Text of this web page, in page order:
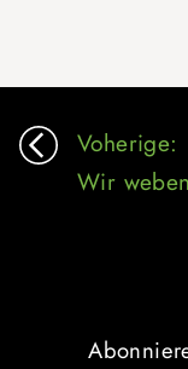
Voherige: